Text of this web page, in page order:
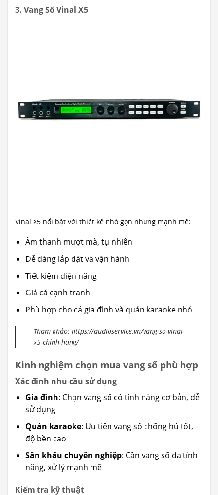
3. Vang Số Vinal X5
Vinal X5 nổi bật với thiết kế nhỏ gọn nhưng mạnh mẽ:
Âm thanh mượt mà, tự nhiên
Dễ dàng lắp đặt và vận hành
Tiết kiệm điện năng
Giá cả cạnh tranh
Phù hợp cho cả gia đình và quán karaoke nhỏ
Tham khảo: https://audioservice.vn/vang-so-vinal-
x5-chinh-hang/
Kinh nghiệm chọn mua vang số phù hợp
Xác định nhu cầu sử dụng
Gia đình: Chọn vang số có tính năng cơ bản, dễ
sử dụng
Quán karaoke: Ưu tiên vang số chống hú tốt,
độ bền cao
Sân khấu chuyên nghiệp: Cần vang số đa tính
năng, xử lý mạnh mẽ
Kiểm tra kỹ thuật